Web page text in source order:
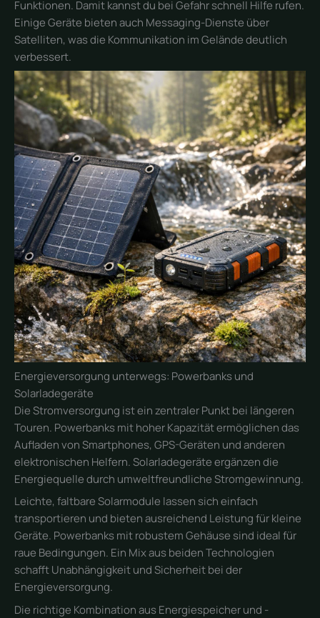
Funktionen. Damit kannst du bei Gefahr schnell Hilfe rufen.
Einige Geräte bieten auch Messaging-Dienste über
Satelliten, was die Kommunikation im Gelände deutlich
verbessert.
Energieversorgung unterwegs: Powerbanks und
Solarladegeräte
Die Stromversorgung ist ein zentraler Punkt bei längeren
Touren. Powerbanks mit hoher Kapazität ermöglichen das
Aufladen von Smartphones, GPS-Geräten und anderen
elektronischen Helfern. Solarladegeräte ergänzen die
Energiequelle durch umweltfreundliche Stromgewinnung.
Leichte, faltbare Solarmodule lassen sich einfach
transportieren und bieten ausreichend Leistung für kleine
Geräte. Powerbanks mit robustem Gehäuse sind ideal für
raue Bedingungen. Ein Mix aus beiden Technologien
schafft Unabhängigkeit und Sicherheit bei der
Energieversorgung.
Die richtige Kombination aus Energiespeicher und -